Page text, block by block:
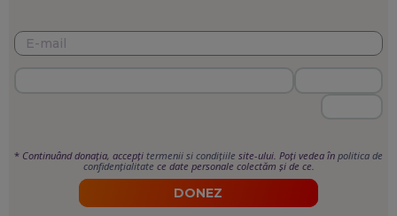
* Continuând donația, accepți termenii si condițiile site-ului. Poți vedea în politica de
confidențialitate ce date personale colectăm și de ce.
DONEZ